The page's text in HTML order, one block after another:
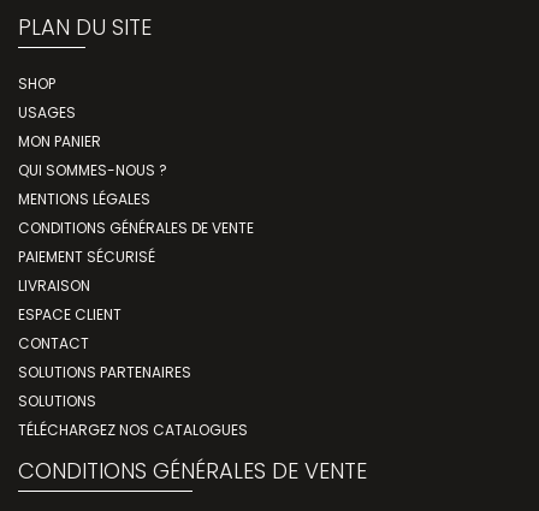
PLAN DU SITE
SHOP
USAGES
MON PANIER
QUI SOMMES-NOUS ?
MENTIONS LÉGALES
CONDITIONS GÉNÉRALES DE VENTE
PAIEMENT SÉCURISÉ
LIVRAISON
ESPACE CLIENT
CONTACT
SOLUTIONS PARTENAIRES
SOLUTIONS
TÉLÉCHARGEZ NOS CATALOGUES
CONDITIONS GÉNÉRALES DE VENTE